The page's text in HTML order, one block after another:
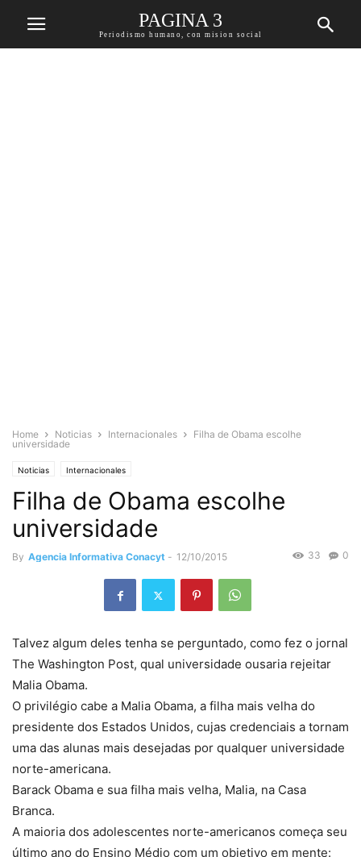
PAGINA 3
Periodismo humano, con mision social
Home Noticias Internacionales
Filha de Obama escolhe
universidade
Noticias Internacionales
Filha de Obama escolhe
universidade
By Agencia Informativa Conacyt - 12/10/2015 0
33
Talvez algum deles tenha se perguntado, como fez o jornal
The Washington Post, qual universidade ousaria rejeitar
Malia Obama.
O privilégio cabe a Malia Obama, a filha mais velha do
presidente dos Estados Unidos, cujas credenciais a tornam
uma das alunas mais desejadas por qualquer universidade
norte-americana.
Barack Obama e sua filha mais velha, Malia, na Casa
Branca.
A maioria dos adolescentes norte-americanos começa seu
último ano do Ensino Médio com um objetivo em mente: